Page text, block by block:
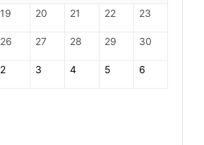
19 20 21 22 23
26 27 28 29 30
2 3 4 5 6